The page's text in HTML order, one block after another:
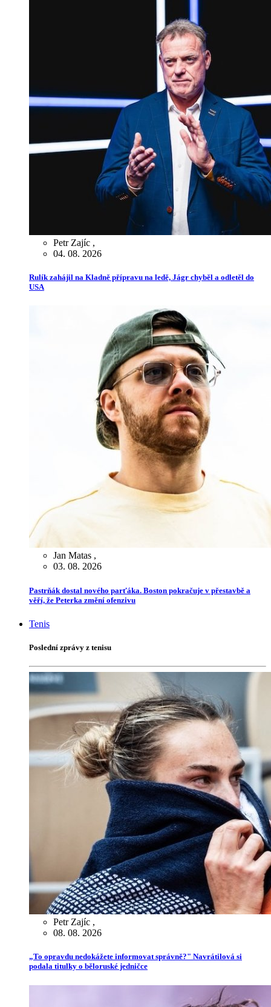
Petr Zajíc ,
04. 08. 2026
Rulík zahájil na Kladně přípravu na ledě, Jágr chyběl a odletěl do
USA
Jan Matas ,
03. 08. 2026
Pastrňák dostal nového parťáka. Boston pokračuje v přestavbě a
věří, že Peterka změní ofenzivu
Tenis
Poslední zprávy z tenisu
Petr Zajíc ,
08. 08. 2026
„To opravdu nedokážete informovat správně?" Navrátilová si
podala titulky o běloruské jedničce